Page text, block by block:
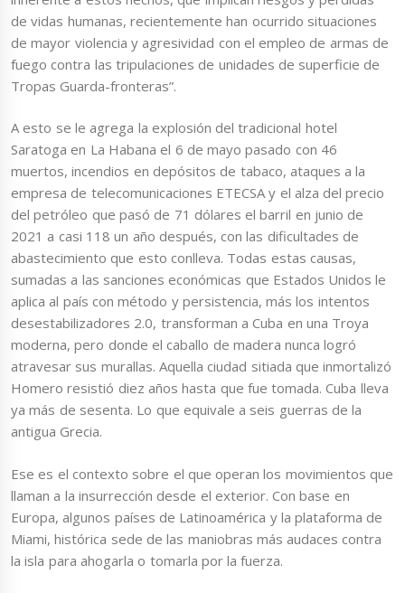
de vidas humanas, recientemente han ocurrido situaciones
de mayor violencia y agresividad con el empleo de armas de
fuego contra las tripulaciones de unidades de superficie de
Tropas Guarda-fronteras”.
A esto se le agrega la explosión del tradicional hotel
Saratoga en La Habana el 6 de mayo pasado con 46
muertos, incendios en depósitos de tabaco, ataques a la
empresa de telecomunicaciones ETECSA y el alza del precio
del petróleo que pasó de 71 dólares el barril en junio de
2021 a casi 118 un año después, con las dificultades de
abastecimiento que esto conlleva. Todas estas causas,
sumadas a las sanciones económicas que Estados Unidos le
aplica al país con método y persistencia, más los intentos
desestabilizadores 2.0, transforman a Cuba en una Troya
moderna, pero donde el caballo de madera nunca logró
atravesar sus murallas. Aquella ciudad sitiada que inmortalizó
Homero resistió diez años hasta que fue tomada. Cuba lleva
ya más de sesenta. Lo que equivale a seis guerras de la
antigua Grecia.
Ese es el contexto sobre el que operan los movimientos que
llaman a la insurrección desde el exterior. Con base en
Europa, algunos países de Latinoamérica y la plataforma de
Miami, histórica sede de las maniobras más audaces contra
la isla para ahogarla o tomarla por la fuerza.